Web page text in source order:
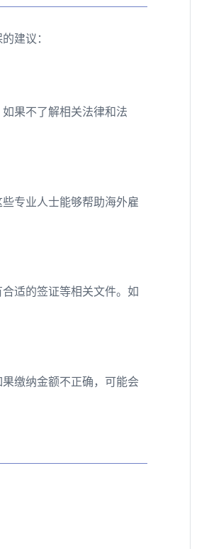
建议：
果不了解相关法律和法
专业人士能够帮助海外雇
适的签证等相关文件。如
缴纳金额不正确，可能会